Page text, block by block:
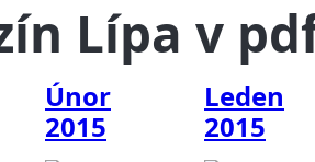
Lípa v
Únor
2015
Leden
2015